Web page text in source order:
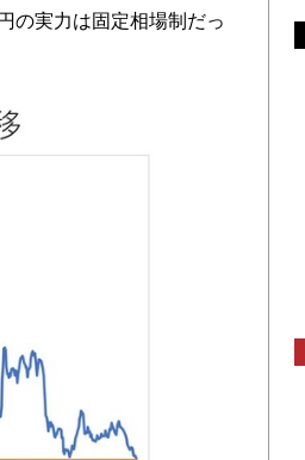
の実力は固定相場制だっ